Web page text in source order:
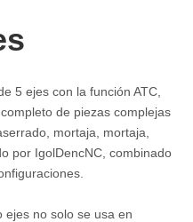
5 ejes con la función ATC,
de piezas complejas
mortaja, mortaja,
por IgolDencNC, combinado
ejes no solo se usa en